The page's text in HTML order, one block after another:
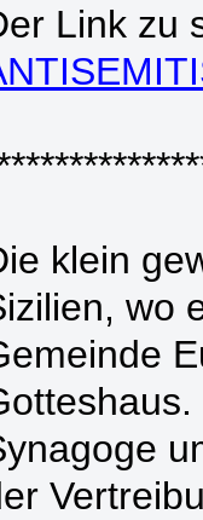
Link zu
klein
wo